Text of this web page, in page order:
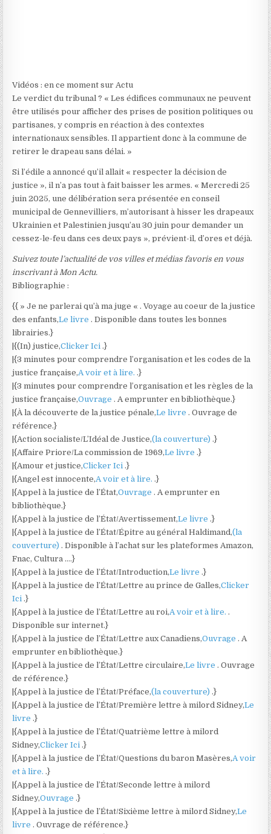
Vidéos : en ce moment sur Actu
Le verdict du tribunal ? « Les édifices communaux ne peuvent
être utilisés pour afficher des prises de position politiques ou
partisanes, y compris en réaction à des contextes
internationaux sensibles. Il appartient donc à la commune de
retirer le drapeau sans délai. »
Si l’édile a annoncé qu’il allait « respecter la décision de
justice », il n’a pas tout à fait baisser les armes. « Mercredi 25
juin 2025, une délibération sera présentée en conseil
municipal de Gennevilliers, m’autorisant à hisser les drapeaux
Ukrainien et Palestinien jusqu’au 30 juin pour demander un
cessez-le-feu dans ces deux pays », prévient-il, d’ores et déjà.
Suivez toute l’actualité de vos villes et médias favoris en vous
inscrivant à Mon Actu.
Bibliographie :
{{ » Je ne parlerai qu’à ma juge « . Voyage au coeur de la justice
des enfants,Le livre . Disponible dans toutes les bonnes
librairies.}
|{(In) justice,Clicker Ici .}
|{3 minutes pour comprendre l’organisation et les codes de la
justice française,A voir et à lire. .}
|{3 minutes pour comprendre l’organisation et les règles de la
justice française,Ouvrage . A emprunter en bibliothèque.}
|{À la découverte de la justice pénale,Le livre . Ouvrage de
référence.}
|{Action socialiste/L’Idéal de Justice,(la couverture) .}
|{Affaire Priore/La commission de 1969,Le livre .}
|{Amour et justice,Clicker Ici .}
|{Angel est innocente,A voir et à lire. .}
|{Appel à la justice de l’État,Ouvrage . A emprunter en
bibliothèque.}
|{Appel à la justice de l’État/Avertissement,Le livre .}
|{Appel à la justice de l’État/Épitre au général Haldimand,(la
couverture) . Disponible à l’achat sur les plateformes Amazon,
Fnac, Cultura ….}
|{Appel à la justice de l’État/Introduction,Le livre .}
|{Appel à la justice de l’État/Lettre au prince de Galles,Clicker
Ici .}
|{Appel à la justice de l’État/Lettre au roi,A voir et à lire. .
Disponible sur internet.}
|{Appel à la justice de l’État/Lettre aux Canadiens,Ouvrage . A
emprunter en bibliothèque.}
|{Appel à la justice de l’État/Lettre circulaire,Le livre . Ouvrage
de référence.}
|{Appel à la justice de l’État/Préface,(la couverture) .}
|{Appel à la justice de l’État/Première lettre à milord Sidney,Le
livre .}
|{Appel à la justice de l’État/Quatrième lettre à milord
Sidney,Clicker Ici .}
|{Appel à la justice de l’État/Questions du baron Masères,A voir
et à lire. .}
|{Appel à la justice de l’État/Seconde lettre à milord
Sidney,Ouvrage .}
|{Appel à la justice de l’État/Sixième lettre à milord Sidney,Le
livre . Ouvrage de référence.}